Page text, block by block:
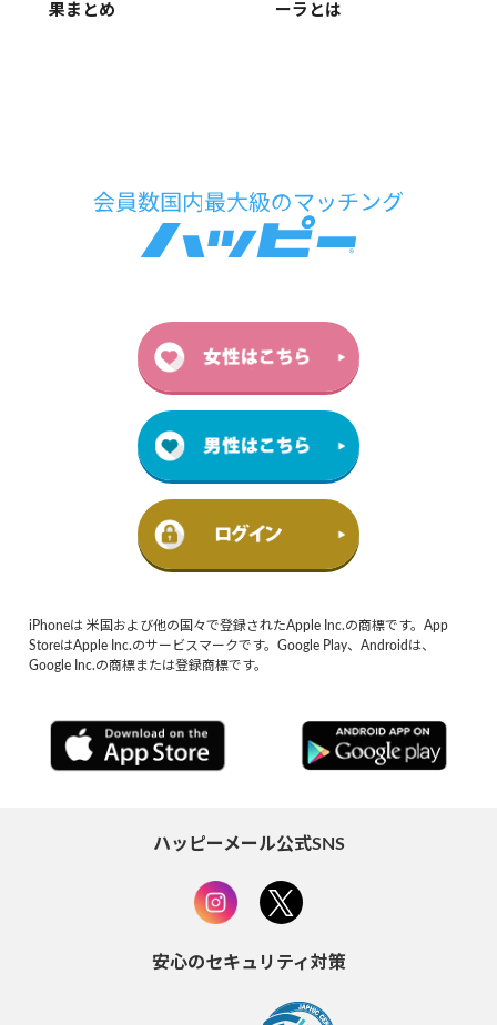
果まとめ
ーラとは
iPhoneは 米国および他の国々で登録されたApple Inc.の商標です。App
StoreはApple Inc.のサービスマークです。Google Play、Androidは、
Google Inc.の商標または登録商標です。
ハッピーメール公式SNS
安心のセキュリティ対策